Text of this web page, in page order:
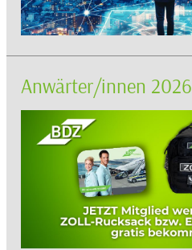
Anwärter/innen 2026